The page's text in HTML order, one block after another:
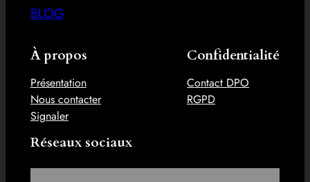
BLOG
À propos
Présentation
Nous contacter
Signaler
Confidentialité
Contact DPO
RGPD
Réseaux sociaux